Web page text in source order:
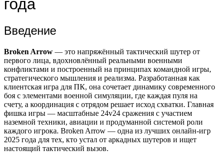
года
Введение
Broken Arrow — это напряжённый тактический шутер от
первого лица, вдохновлённый реальными военными
конфликтами и построенный на принципах командной игры,
стратегического мышления и реализма. Разработанная как
клиентская игра для ПК, она сочетает динамику современного
боя с элементами военной симуляции, где каждая пуля на
счету, а координация с отрядом решает исход схватки. Главная
фишка игры — масштабные 24v24 сражения с участием
наземной техники, авиации и продуманной системой роли
каждого игрока. Broken Arrow — одна из лучших онлайн-игр
2025 года для тех, кто устал от аркадных шутеров и ищет
настоящий тактический вызов.